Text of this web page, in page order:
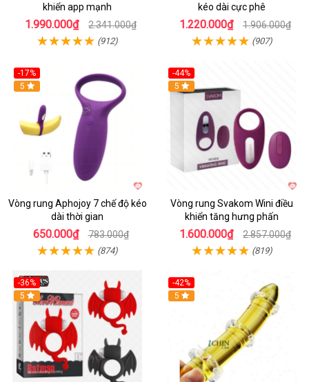
khiển app mạnh
1.990.000₫ 2.341.000₫
(912)
kéo dài cực phê
1.220.000₫ 1.906.000₫
(907)
-17%
Hot
5
Vòng rung Aphojoy 7 chế độ kéo
dài thời gian
650.000₫ 783.000₫
(874)
-44%
5
Vòng rung Svakom Wini điều
khiển tăng hưng phấn
1.600.000₫ 2.857.000₫
(819)
-36%
5
-42%
5